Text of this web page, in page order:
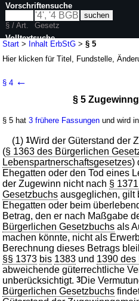
Start > Inhalt ErbStG >§ 5
Hier klicken fürTitel, Fundstelle,
Schenkungsteuergesetz
neugefasst durch B. v. 27.02.1997
Geltung ab 01.01.1974; FNA: 611-8-2-2
32 weitere Fassungen | wird in 69
Abschnitt 1 Steuerpflicht
§ 4 ←
§ 5
§ 5 hat3 frühere Fassungen und wird in
(1)1Wird der Güterstand der
(§ 1363 des Bürgerlichen
Lebenspartnerschaftsgesetzes)
Ehegatten oder den Tod eines
der Zugewinn nicht nach §
Gesetzbuchs ausgeglichen, gilt
Ehegatten oder beim
Betrag, den er nach Maßgabe
Bürgerlichen Gesetzbuchs als
machen könnte, nicht als
Berechnung dieses Betrags
§§ 1373 bis 1383 und 1390 des
abweichende güterrechtliche
unberücksichtigt.3Die
Bürgerlichen Gesetzbuchs
Vorschriftensuche
§ / Art.
Gesetz
Volltextsuche
nur in ErbStG